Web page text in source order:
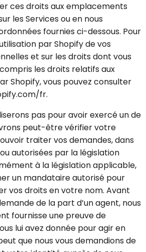
ces droits aux emplacements
les Services ou en nous
fournies ci-dessous. Pour
par Shopify de vos
et sur les droits dont vous
les droits relatifs aux
Shopify, vous pouvez consulter
fr.
pas pour avoir exercé un de
peut-être vérifier votre
traiter vos demandes, dans
autorisées par la législation
à la législation applicable,
un mandataire autorisé pour
vos droits en votre nom. Avant
de la part d’un agent, nous
fournisse une preuve de
lui avez donnée pour agir en
que nous vous demandions de